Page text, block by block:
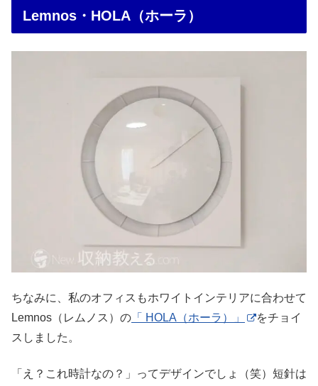
Lemnos・HOLA（ホーラ）
ちなみに、私のオフィスもホワイトインテリアに合わせて
Lemnos（レムノス）の 「 HOLA（ホーラ）」
をチョイ
スしました。
「え？これ時計なの？」ってデザインでしょ（笑）短針は